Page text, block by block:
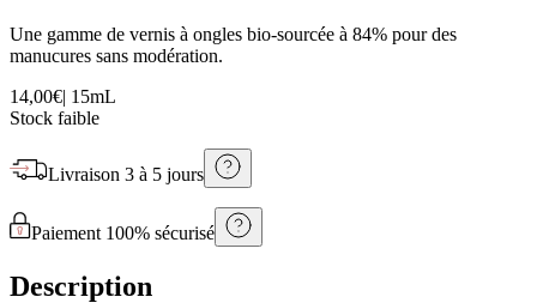
Une gamme de vernis à ongles bio-sourcée à 84% pour des
manucures sans modération.
14,00€| 15mL
Stock faible
Livraison 3 à 5 jours
Paiement 100% sécurisé
Description